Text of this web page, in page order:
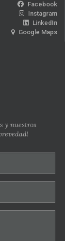
Facebook
Instagram
LinkedIn
Google Maps
y nuestros